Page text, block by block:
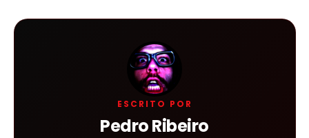
ESCRITO POR
Pedro Ribeiro